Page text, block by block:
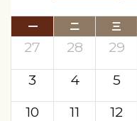
一 二 三
27 28 29
3
4 5
10
11 12